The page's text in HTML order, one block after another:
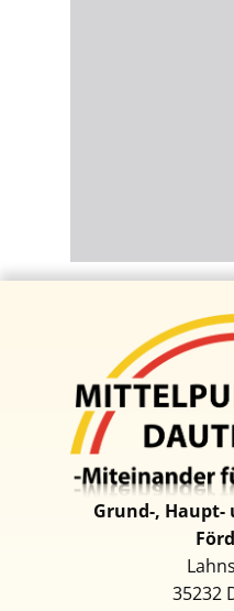
Grund-, Haupt-
35232